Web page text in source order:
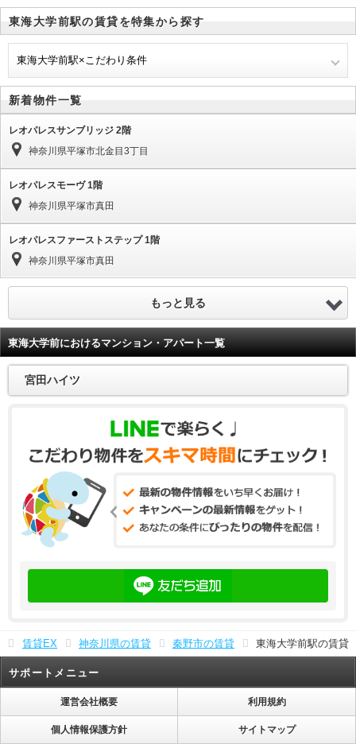
東海大学前駅の賃貸を特集から探す
東海大学前駅×こだわり条件
新着物件一覧
レオパレスサンブリッジ 2階
神奈川県平塚市北金目3丁目
レオパレスモーヴ 1階
神奈川県平塚市真田
レオパレスファーストステップ 1階
神奈川県平塚市真田
もっと見る
東海大学前におけるマンション・アパート一覧
宮田ハイツ
賃貸EX 神奈川県の賃貸 秦野市の賃貸 東海大学前駅の賃貸
サポートメニュー
運営会社概要 利用規約
個人情報保護方針 サイトマップ